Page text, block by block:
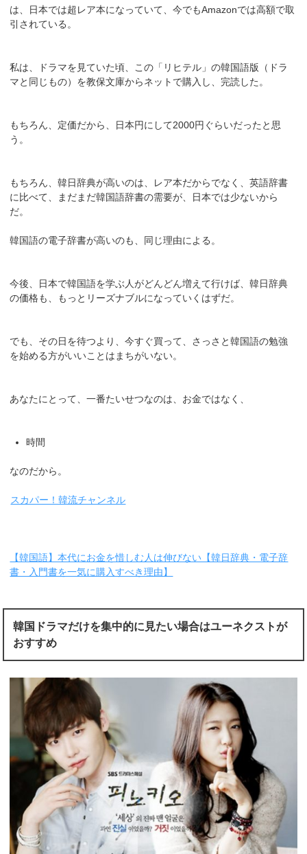
は、日本では超レア本になっていて、今でもAmazonでは高額で取
引されている。
私は、ドラマを見ていた頃、この「リヒテル」の韓国語版（ドラ
マと同じもの）を教保文庫からネットで購入し、完読した。
もちろん、定価だから、日本円にして2000円ぐらいだったと思
う。
もちろん、韓日辞典が高いのは、レア本だからでなく、英語辞書
に比べて、まだまだ韓国語辞書の需要が、日本では少ないから
だ。
韓国語の電子辞書が高いのも、同じ理由による。
今後、日本で韓国語を学ぶ人がどんどん増えて行けば、韓日辞典
の価格も、もっとリーズナブルになっていくはずだ。
でも、その日を待つより、今すぐ買って、さっさと韓国語の勉強
を始める方がいいことはまちがいない。
あなたにとって、一番たいせつなのは、お金ではなく、
時間
なのだから。
スカパー！韓流チャンネル
【韓国語】本代にお金を惜しむ人は伸びない【韓日辞典・電子辞
書・入門書を一気に購入すべき理由】
韓国ドラマだけを集中的に見たい場合はユーネクストが
おすすめ